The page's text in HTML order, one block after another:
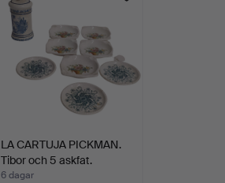
LA CARTUJA PICKMAN.
Tibor och 5 askfat.
6 dagar